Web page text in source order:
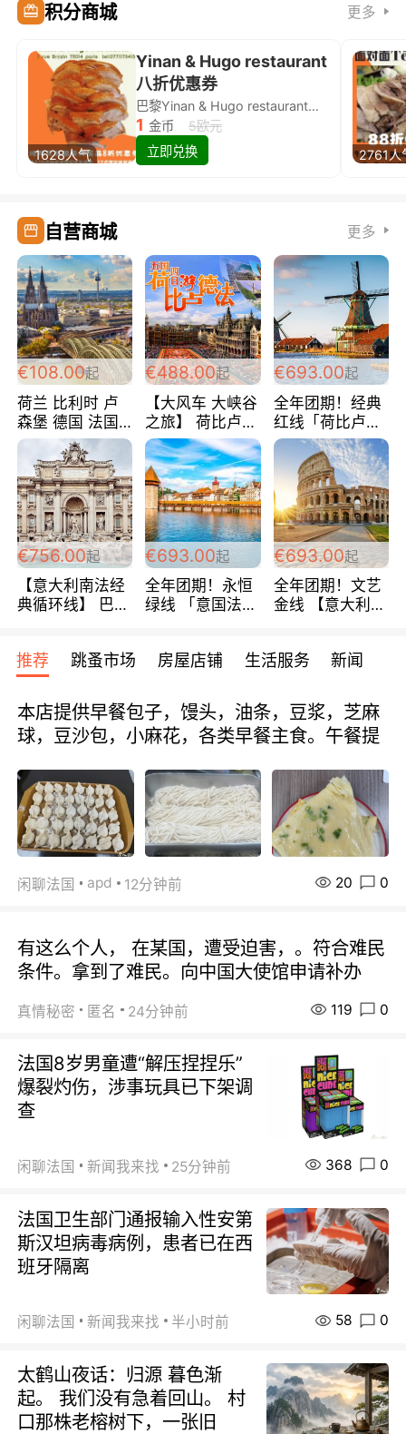
积分商城 更多
1628人气
Yinan & Hugo restaurant
八折优惠券
巴黎Yinan & Hugo restaurant除简餐类全场8折
1 金币
5欧元
立即兑换
2761人
自营商城 更多
€108.00起
荷兰 比利时 卢
森堡 德国 法国
超爽玩遍西欧 循
环线 全程四星宾
馆 108欧/人/天
€488.00起
【大风车 大峡谷
之旅】 荷比卢德
法 巴黎上下 经
典五国四日游
488欧/人
€693.00起
全年团期！经典
红线「荷比卢德
法」七天循环 五
国 仅售99欧/人/
天！巴黎上下！
包拼房~
€756.00起
【意大利南法经
典循环线】 巴黎
宾馆 108欧/天起
全程756欧/位
€693.00起
全年团期！永恒
绿线 「意国法
欧/天起 ~包拼房
€693.00起
全年团期！文艺
金线 【意大利一
每周铁发！
推荐 跳蚤市场 房屋店铺 生活服务 新闻
本店提供早餐包子，馒头，油条，豆浆，芝麻
球，豆沙包，小麻花，各类早餐主食。午餐提
闲聊法国 apd 12分钟前 20 0
有这么个人， 在某国，遭受迫害，。符合难民
条件。拿到了难民。向中国大使馆申请补办
真情秘密 匿名 24分钟前 119 0
法国8岁男童遭“解压捏捏乐”
爆裂灼伤，涉事玩具已下架调
查
闲聊法国 新闻我来找 25分钟前 368 0
法国卫生部门通报输入性安第
斯汉坦病毒病例，患者已在西
班牙隔离
闲聊法国 新闻我来找 半小时前 58 0
太鹤山夜话：归源 暮色渐
起。 我们没有急着回山。 村
口那株老榕树下，一张旧